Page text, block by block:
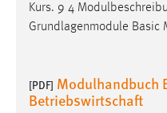
Kurs. 9 4
Grundlagenmodule Basic
[PDF] Modulhandbuch
Betriebswirtschaft
Anbieter:
Zweck:
Conversion-Tracking